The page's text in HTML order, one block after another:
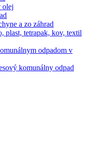
olej
a zo záhrad
plast, tetrapak, kov, textil
odpadom v
komunálny odpad